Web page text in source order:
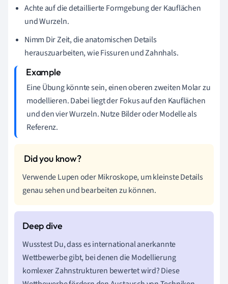
Achte auf die detaillierte Formgebung der Kauflächen
und Wurzeln.
Nimm Dir Zeit, die anatomischen Details
herauszuarbeiten, wie Fissuren und Zahnhals.
Eine Übung könnte sein, einen oberen zweiten Molar zu
modellieren. Dabei liegt der Fokus auf den Kauflächen
und den vier Wurzeln. Nutze Bilder oder Modelle als
Referenz.
Verwende Lupen oder Mikroskope, um kleinste Details
genau sehen und bearbeiten zu können.
Wusstest Du, dass es international anerkannte
Wettbewerbe gibt, bei denen die Modellierung
komlexer Zahnstrukturen bewertet wird? Diese